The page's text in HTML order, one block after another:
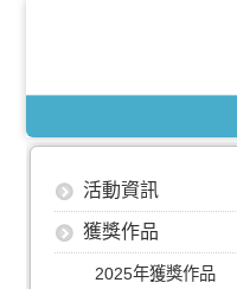
活動資訊
獲獎作品
2025年獲獎作品